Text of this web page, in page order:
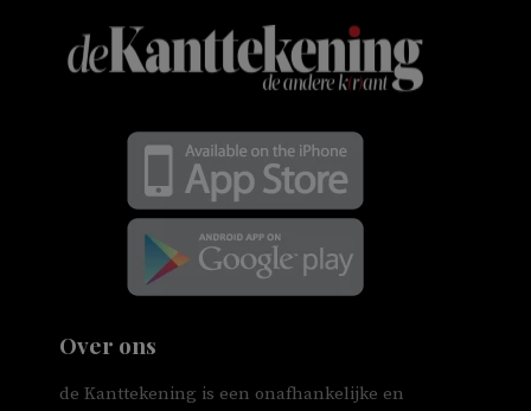
Over ons
de Kanttekening is een onafhankelijke en